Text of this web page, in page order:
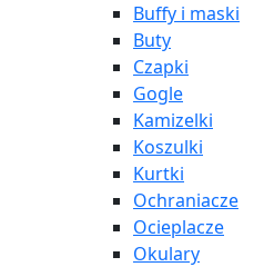
Buffy i maski
Buty
Czapki
Gogle
Kamizelki
Koszulki
Kurtki
Ochraniacze
Ocieplacze
Okulary